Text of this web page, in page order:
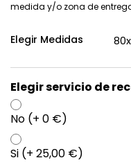
medida y/o zona de
Elegir Medidas
Elegir servicio de
No (+ 0 €)
Si (+ 25,00 €)